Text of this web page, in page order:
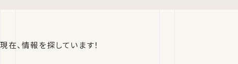
現在、情報を探しています！